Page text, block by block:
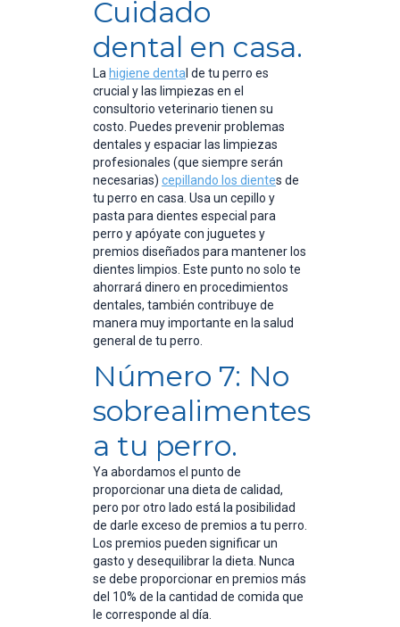
Cuidado
dental en casa.
La higiene dental de tu perro es
crucial y las limpiezas en el
consultorio veterinario tienen su
costo. Puedes prevenir problemas
dentales y espaciar las limpiezas
profesionales (que siempre serán
necesarias) cepillando los dientes de
tu perro en casa. Usa un cepillo y
pasta para dientes especial para
perro y apóyate con juguetes y
premios diseñados para mantener los
dientes limpios. Este punto no solo te
ahorrará dinero en procedimientos
dentales, también contribuye de
manera muy importante en la salud
general de tu perro.
Número 7: No
sobrealimentes
a tu perro.
Ya abordamos el punto de
proporcionar una dieta de calidad,
pero por otro lado está la posibilidad
de darle exceso de premios a tu perro.
Los premios pueden significar un
gasto y desequilibrar la dieta. Nunca
se debe proporcionar en premios más
del 10% de la cantidad de comida que
le corresponde al día.